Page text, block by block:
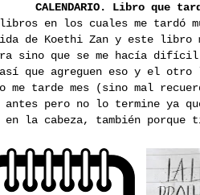
CALENDARIO.
Libro que
libros en los cuales me tardó
de Koethi Zan y este libro
sino que se me hacía
que agreguen eso y el
me tarde mes (sino mal
pero no lo termine ya
en la cabeza, también